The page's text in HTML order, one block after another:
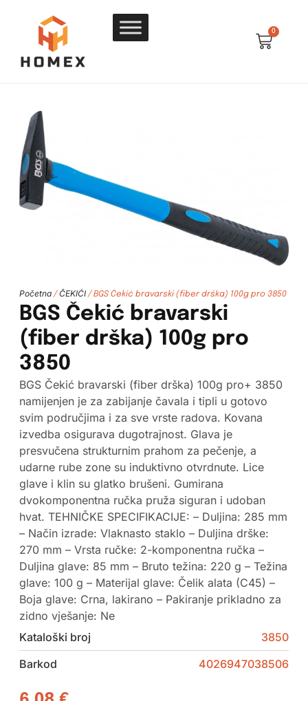
0
Početna/ ČEKIĆI/ BGS Čekić bravarski (fiber drška) 100g pro 3850
BGS Čekić bravarski
(fiber drška) 100g pro
3850
BGS Čekić bravarski (fiber drška) 100g pro+ 3850
namijenjen je za zabijanje čavala i tipli u gotovo
svim područjima i za sve vrste radova. Kovana
izvedba osigurava dugotrajnost. Glava je
presvučena strukturnim prahom za pečenje, a
udarne rube zone su induktivno otvrdnute. Lice
glave i klin su glatko brušeni. Gumirana
dvokomponentna ručka pruža siguran i udoban
hvat. TEHNIČKE SPECIFIKACIJE: – Duljina: 285 mm
– Način izrade: Vlaknasto staklo – Duljina drške:
270 mm – Vrsta ručke: 2-komponentna ručka –
Duljina glave: 85 mm – Bruto težina: 220 g – Težina
glave: 100 g – Materijal glave: Čelik alata (C45) –
Boja glave: Crna, lakirano – Pakiranje prikladno za
zidno vješanje: Ne
Kataloški broj
3850
Barkod
4026947038506